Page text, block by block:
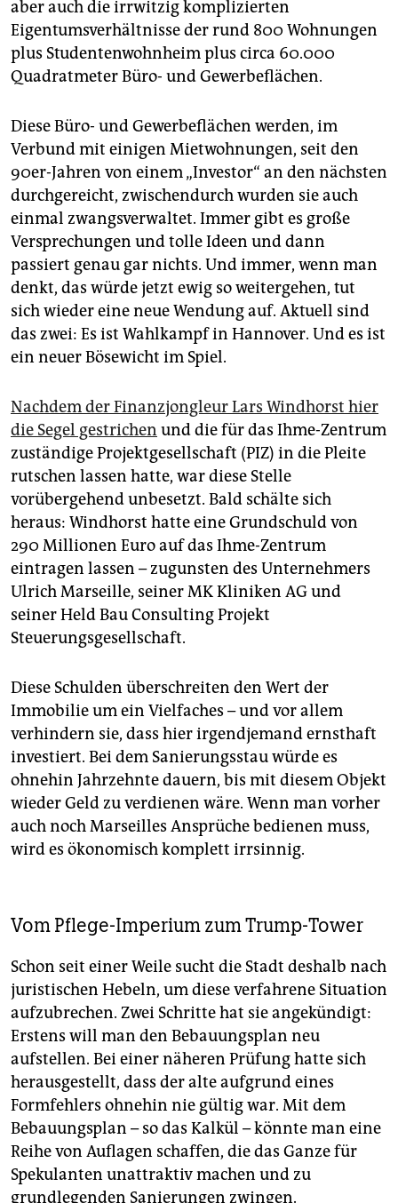
aber auch die irrwitzig komplizierten
Eigentumsverhältnisse der rund 800 Wohnungen
plus Studentenwohnheim plus circa 60.000
Quadratmeter Büro- und Gewerbeflächen.
Diese Büro- und Gewerbeflächen werden, im
Verbund mit einigen Mietwohnungen, seit den
90er-Jahren von einem „Investor“ an den nächsten
durchgereicht, zwischendurch wurden sie auch
einmal zwangsverwaltet. Immer gibt es große
Versprechungen und tolle Ideen und dann
passiert genau gar nichts. Und immer, wenn man
denkt, das würde jetzt ewig so weitergehen, tut
sich wieder eine neue Wendung auf. Aktuell sind
das zwei: Es ist Wahlkampf in Hannover. Und es ist
ein neuer Bösewicht im Spiel.
Nachdem der Finanzjongleur Lars Windhorst hier
die Segel gestrichen und die für das Ihme-Zentrum
zuständige Projektgesellschaft (PIZ) in die Pleite
rutschen lassen hatte, war diese Stelle
vorübergehend unbesetzt. Bald schälte sich
heraus: Windhorst hatte eine Grundschuld von
290 Millionen Euro auf das Ihme-Zentrum
eintragen lassen – zugunsten des Unternehmers
Ulrich Marseille, seiner MK Kliniken AG und
seiner Held Bau Consulting Projekt
Steuerungsgesellschaft.
Diese Schulden überschreiten den Wert der
Immobilie um ein Vielfaches – und vor allem
verhindern sie, dass hier irgendjemand ernsthaft
investiert. Bei dem Sanierungsstau würde es
ohnehin Jahrzehnte dauern, bis mit diesem Objekt
wieder Geld zu verdienen wäre. Wenn man vorher
auch noch Marseilles Ansprüche bedienen muss,
wird es ökonomisch komplett irrsinnig.
Vom Pflege-Imperium zum Trump-Tower
Schon seit einer Weile sucht die Stadt deshalb nach
juristischen Hebeln, um diese verfahrene Situation
aufzubrechen. Zwei Schritte hat sie angekündigt:
Erstens will man den Bebauungsplan neu
aufstellen. Bei einer näheren Prüfung hatte sich
herausgestellt, dass der alte aufgrund eines
Formfehlers ohnehin nie gültig war. Mit dem
Bebauungsplan – so das Kalkül – könnte man eine
Reihe von Auflagen schaffen, die das Ganze für
Spekulanten unattraktiv machen und zu
grundlegenden Sanierungen zwingen.